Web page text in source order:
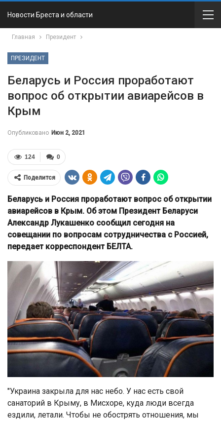
Новости Бреста и области
Главная Президент
ПРЕЗИДЕНТ
Беларусь и Россия проработают
вопрос об открытии авиарейсов в
Крым
Опубликовано Июн 2, 2021
0
124
Поделится
Беларусь и Россия проработают вопрос об открытии
авиарейсов в Крым. Об этом Президент Беларуси
Александр Лукашенко сообщил сегодня на
совещании по вопросам сотрудничества с Россией,
передает корреспондент БЕЛТА.
"Украина закрыла для нас небо. У нас есть свой
санаторий в Крыму, в Мисхоре, куда люди всегда
ездили, летали. Чтобы не обострять отношения, мы